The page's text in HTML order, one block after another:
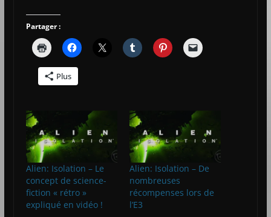
Partager :
Plus
Alien: Isolation – Le
concept de science-
fiction « rétro »
expliqué en vidéo !
Alien: Isolation – De
nombreuses
récompenses lors de
l’E3